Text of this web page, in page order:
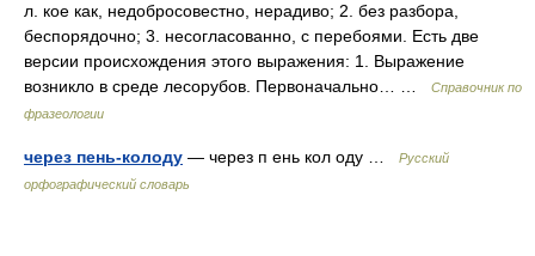
л. кое как, недобросовестно, нерадиво; 2. без разбора,
беспорядочно; 3. несогласованно, с перебоями. Есть две
версии происхождения этого выражения: 1. Выражение
возникло в среде лесорубов. Первоначально… …
Справочник по
фразеологии
через пень-колоду — через п ень кол оду …
Русский
орфографический словарь